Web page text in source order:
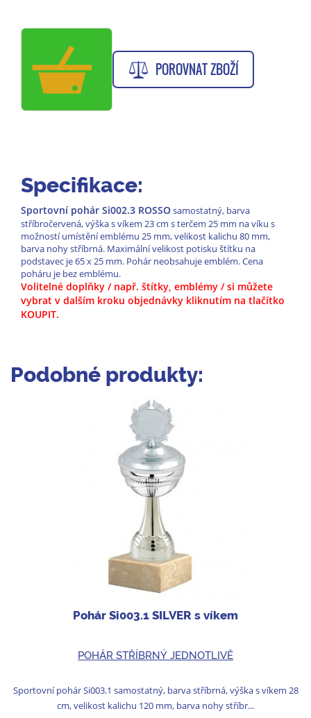
POROVNAT ZBOŽÍ
Specifikace:
Sportovní pohár Si002.3 ROSSOsamostatný, barva
stříbročervená, výška s víkem 23 cm s terčem 25 mm na víku s
možností umístění emblému 25 mm, velikost kalichu 80 mm,
barva nohy stříbrná. Maximální velikost potisku štítku na
podstavec je 65 x 25 mm. Pohár neobsahuje emblém. Cena
poháru je bez emblému.
Volitelné doplňky / např. štítky, emblémy / si můžete
vybrat v dalším kroku objednávky kliknutím na tlačítko
KOUPIT.
Podobné produkty:
Pohár Si003.1 SILVER s víkem
POHÁR STŘÍBRNÝ JEDNOTLIVĚ
Sportovní pohár Si003.1 samostatný, barva stříbrná, výška s víkem 28
cm, velikost kalichu 120 mm, barva nohy stříbr...